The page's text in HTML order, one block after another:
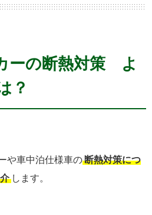
ーの断熱対策 よ
？
や車中泊仕様車の断熱対策につ
します。